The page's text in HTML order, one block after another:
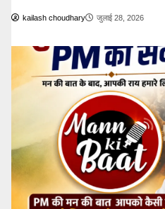
kailash choudhary जुलाई 28, 2026